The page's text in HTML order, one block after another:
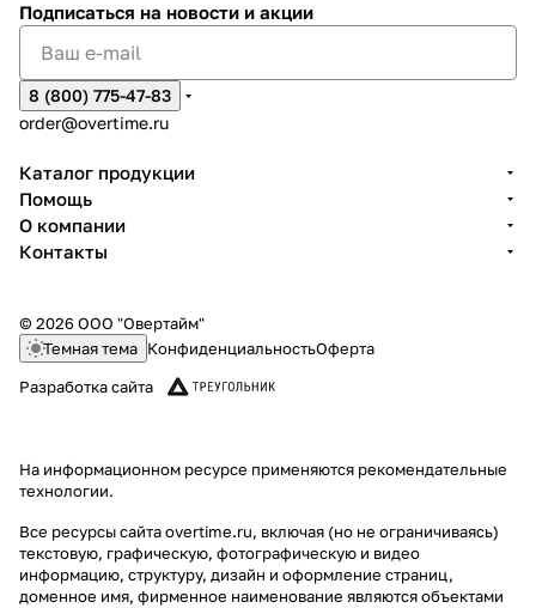
Подписаться на новости и акции
8 (800) 775-47-83
order@overtime.ru
Каталог продукции
Помощь
О компании
Контакты
© 2026 ООО "Овертайм"
Темная тема КонфиденциальностьОферта
Разработка сайта
На информационном ресурсе применяются рекомендательные
технологии.
Все ресурсы сайта overtime.ru, включая (но не ограничиваясь)
текстовую, графическую, фотографическую и видео
информацию, структуру, дизайн и оформление страниц,
доменное имя, фирменное наименование являются объектами